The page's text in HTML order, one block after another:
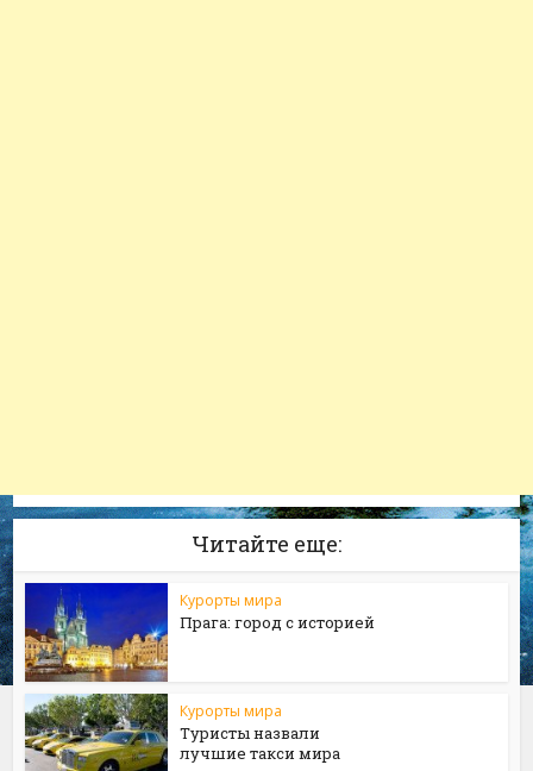
Читайте еще:
Курорты мира
Прага: город с историей
Курорты мира
Туристы назвали
лучшие такси мира